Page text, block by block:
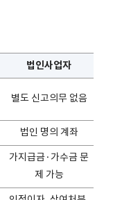
법인사업자
별도 신고의무 없음
법인 명의 계좌
가지급금·가수금 문
제 가능